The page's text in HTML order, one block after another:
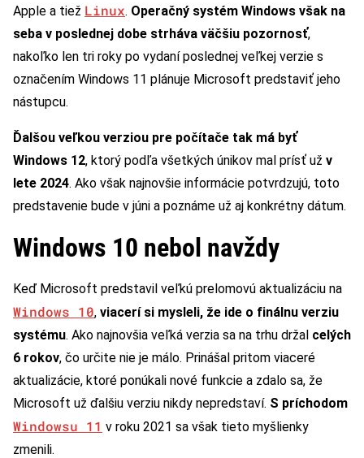
Apple a tiež Linux. Operačný systém Windows však na
seba v poslednej dobe strháva väčšiu pozornosť,
nakoľko len tri roky po vydaní poslednej veľkej verzie s
označením Windows 11 plánuje Microsoft predstaviť jeho
nástupcu.
Ďalšou veľkou verziou pre počítače tak má byť
Windows 12, ktorý podľa všetkých únikov mal prísť už v
lete 2024. Ako však najnovšie informácie potvrdzujú, toto
predstavenie bude v júni a poznáme už aj konkrétny dátum.
Windows 10 nebol navždy
Keď Microsoft predstavil veľkú prelomovú aktualizáciu na
Windows 10, viacerí si mysleli, že ide o finálnu verziu
systému. Ako najnovšia veľká verzia sa na trhu držal celých
6 rokov, čo určite nie je málo. Prinášal pritom viaceré
aktualizácie, ktoré ponúkali nové funkcie a zdalo sa, že
Microsoft už ďalšiu verziu nikdy nepredstaví. S príchodom
Windowsu 11 v roku 2021 sa však tieto myšlienky
zmenili.